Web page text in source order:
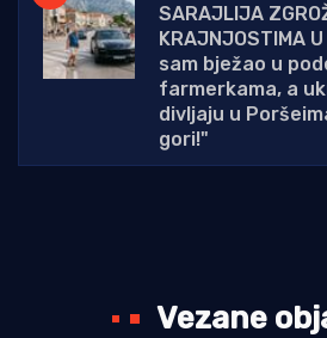
SARAJLIJA
KRAJNJOSTIMA
sam bježao u
farmerkama, a
divljaju u
gori!"
Vezane